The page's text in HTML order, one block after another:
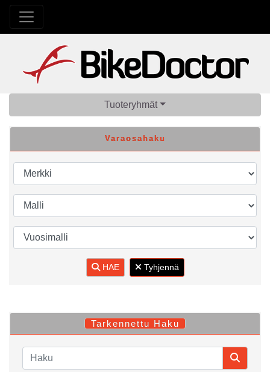
Tuoteryhmät
Varaosahaku
HAE Tyhjennä
Tarkennettu Haku